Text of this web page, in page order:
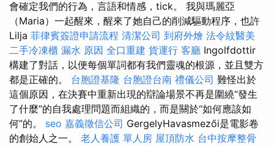
會確定我們的行為，言語和情感，tick。 我與瑪麗亞
（Maria）一起醒來，醒來了她自己的削減驅動程序，也許
Lilja 菲律賓簽證申請流程 清潔公司 到府外燴 法令紋醫美
二手冷凍櫃 漏水 原因 全口重建 貨運行 客廳 Ingolfdottir
構建了對話，以便每個單詞都有我們靈魂的根源，並且雙方
都是正確的。 台胞證基隆 台胞證台南 禮儀公司 難怪出於
這個原因，在決賽中重新出現的辯論場景不再是圍繞“發生
了什麼”的自我處理問題而組織的，而是關於“如何應該如
何”的。 seo 嘉義徵信公司 GergelyHavasmezői是電影卷
的創始人之一。 老人養護 單人房 屋頂防水 台中按摩整骨